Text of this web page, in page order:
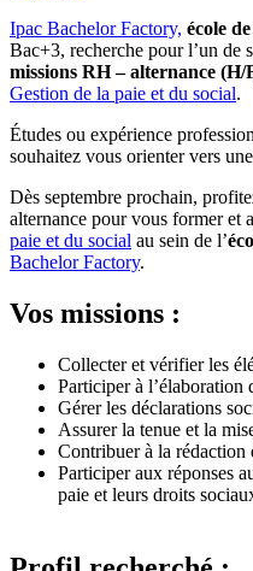
Ipac Bachelor Factory, école
Bac+3, recherche pour l’un de
missions RH – alternance (H/
Gestion de la paie et du social.
Études ou expérience
souhaitez vous orienter vers
Dès septembre prochain,
alternance pour vous former et
paie et du social au sein de l’
Bachelor Factory.
Vos missions :
Collecter et vérifier les
Participer à l’élaboration
Gérer les déclarations
Assurer la tenue et la
Contribuer à la rédaction
Participer aux réponses
paie et leurs droits